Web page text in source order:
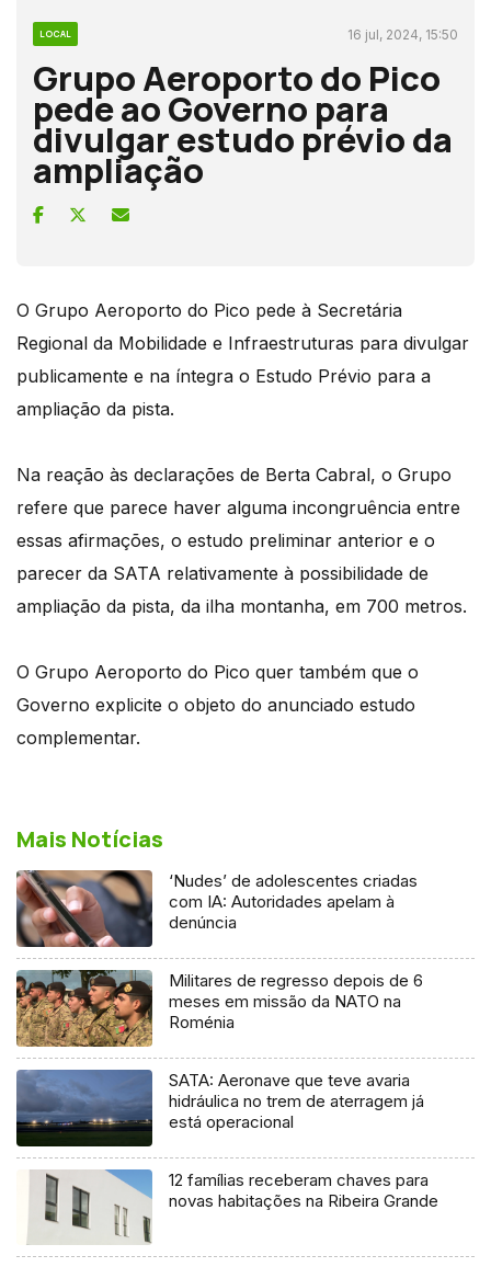
LOCAL 16 jul, 2024, 15:50
Grupo Aeroporto do Pico
pede ao Governo para
divulgar estudo prévio da
ampliação
O Grupo Aeroporto do Pico pede à Secretária
Regional da Mobilidade e Infraestruturas para divulgar
publicamente e na íntegra o Estudo Prévio para a
ampliação da pista.
Na reação às declarações de Berta Cabral, o Grupo
refere que parece haver alguma incongruência entre
essas afirmações, o estudo preliminar anterior e o
parecer da SATA relativamente à possibilidade de
ampliação da pista, da ilha montanha, em 700 metros.
O Grupo Aeroporto do Pico quer também que o
Governo explicite o objeto do anunciado estudo
complementar.
Mais Notícias
‘Nudes’ de adolescentes criadas
com IA: Autoridades apelam à
denúncia
Militares de regresso depois de 6
meses em missão da NATO na
Roménia
SATA: Aeronave que teve avaria
hidráulica no trem de aterragem já
está operacional
12 famílias receberam chaves para
novas habitações na Ribeira Grande